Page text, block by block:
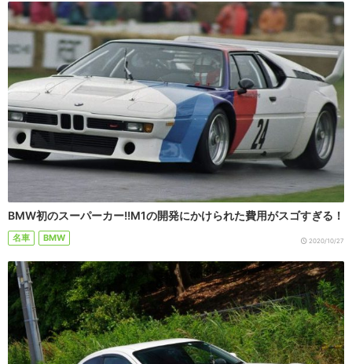
BMW初のスーパーカー!!M1の開発にかけられた費用がスゴすぎる！
名車 BMW 2020/10/27